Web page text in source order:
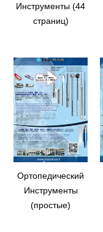
Инструменты (44
страниц)
Ортопедический
Инструменты
(простые)